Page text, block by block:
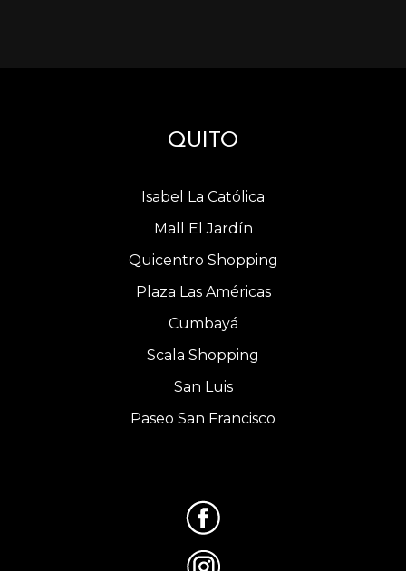
QUITO
Isabel La Católica
Mall El Jardín
Quicentro Shopping
Plaza Las Américas
Cumbayá
Scala Shopping
San Luis
Paseo San Francisco